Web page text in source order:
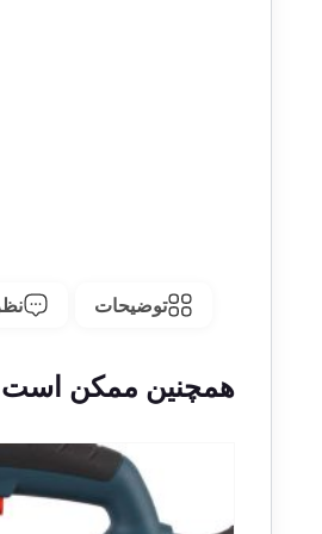
توضیحات
همچنین ممکن است